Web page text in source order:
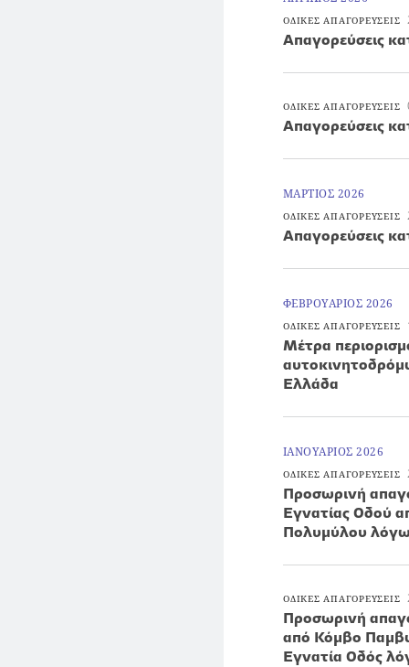
ΟΔΙΚΕΣ ΑΠΑΓΟΡΕΥΣΕΙΣ
Απαγορεύσεις
ΟΔΙΚΕΣ ΑΠΑΓΟΡΕΥΣΕΙΣ
Απαγορεύσεις
ΜΑΡΤΙΟΣ 2026
ΟΔΙΚΕΣ ΑΠΑΓΟΡΕΥΣΕΙΣ
Απαγορεύσεις
ΦΕΒΡΟΥΑΡΙΟΣ 2026
ΟΔΙΚΕΣ ΑΠΑΓΟΡΕΥΣΕΙΣ
Μέτρα
Ελλάδα
ΙΑΝΟΥΑΡΙΟΣ 2026
ΟΔΙΚΕΣ ΑΠΑΓΟΡΕΥΣΕΙΣ
Προσωρινή
Εγνατίας Οδού
Πολυμύλου
ΟΔΙΚΕΣ ΑΠΑΓΟΡΕΥΣΕΙΣ
Προσωρινή
από Κόμβο
Εγνατία Οδός